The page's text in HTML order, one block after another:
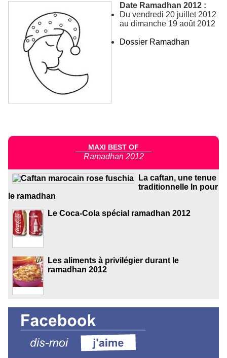
Date Ramadhan 2012 :
Du vendredi 20 juillet 2012
au dimanche 19 août 2012
Dossier Ramadhan
MAXI BEST OF
Ramadhan 2012
La caftan, une tenue
traditionnelle In pour
le ramadhan
Le Coca-Cola spécial ramadhan 2012
Les aliments à privilégier durant le
ramadhan 2012